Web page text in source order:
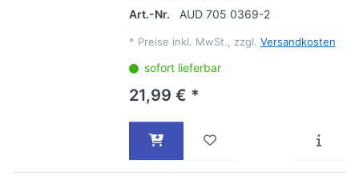
Art.-Nr.
AUD 705 0369-2
* Preise inkl. MwSt., zzgl. Versandkosten
sofort lieferbar
21,99 € *